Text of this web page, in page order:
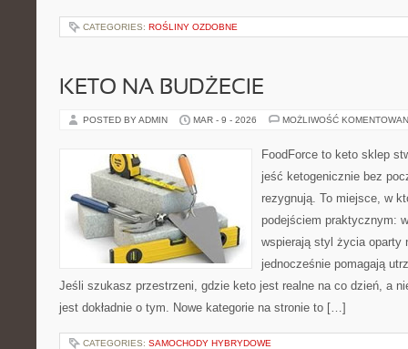
CATEGORIES: ROŚLINY OZDOBNE
KETO NA BUDŻECIE
POSTED BY ADMIN MAR - 9 - 2026 MOŻLIWOŚĆ
FoodForce to keto sklep
jeść ketogenicznie bez
rezygnują. To miejsce, w
podejściem praktycznym:
wspierają styl życia oparty
jednocześnie pomagają
Jeśli szukasz przestrzeni, gdzie keto jest realne na co dzień, a
jest dokładnie o tym. Nowe kategorie na stronie to […]
CATEGORIES: SAMOCHODY HYBRYDOWE